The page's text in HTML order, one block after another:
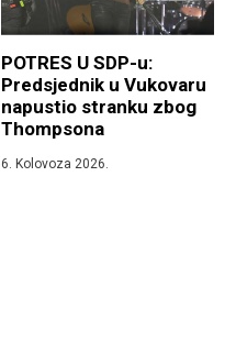
POTRES U SDP-u:
Predsjednik u Vukovaru
napustio stranku zbog
Thompsona
6. Kolovoza 2026.